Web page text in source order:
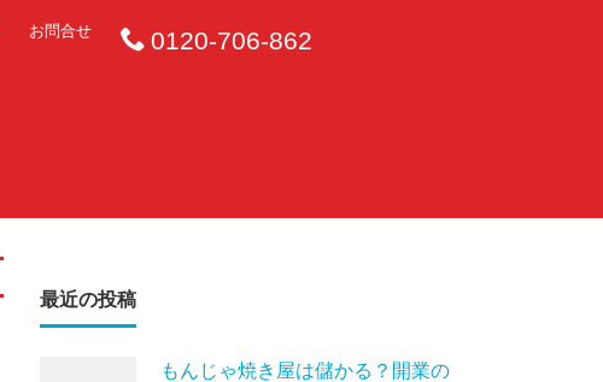
お問合せ 0120-706-862
最近の投稿
もんじゃ焼き屋は儲かる？開業の